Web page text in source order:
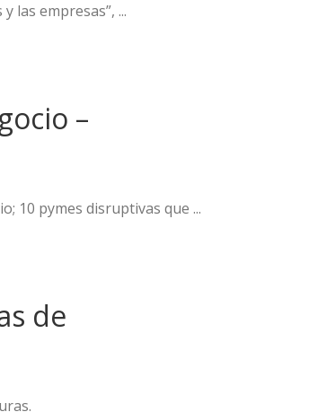
las empresas”, ...
–
10 pymes disruptivas que ...
de